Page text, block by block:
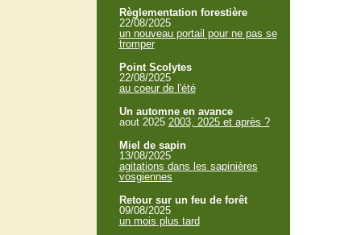
Règlementation forestière
22/08/2025
un nouveau portail pour ne pas se
tromper
Point Scolytes
22/08/2025
au coeur de l'été
Un automne en avance
aout 2025 2003, 2025 et après ?
Miel de sapin
13/08/2025
agitations dans les sapinières
vosgiennes
Retour sur un feu de forêt
09/08/2025
un mois plus tard